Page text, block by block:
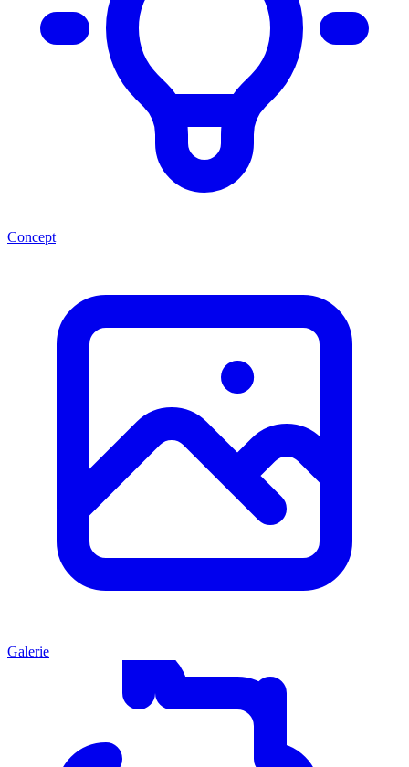
Concept
Galerie